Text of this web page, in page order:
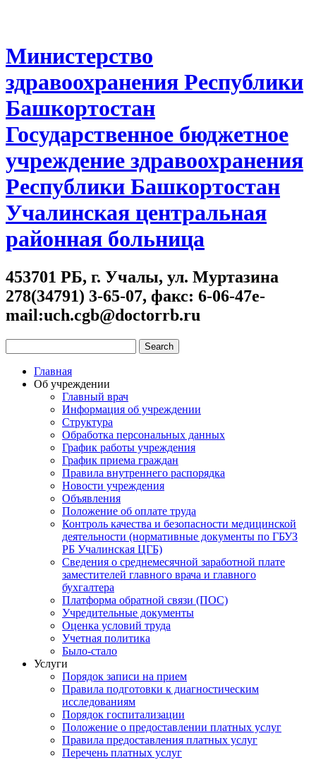
Министерство
здравоохранения Республики
Башкортостан
Государственное бюджетное
учреждение здравоохранения
Республики Башкортостан
Учалинская центральная
районная больница
453701 РБ, г. Учалы, ул. Муртазина
278(34791) 3-65-07, факс: 6-06-47e-
mail:uch.cgb@doctorrb.ru
Главная
Об учреждении
Главный врач
Информация об учреждении
Структура
Обработка персональных данных
График работы учреждения
График приема граждан
Правила внутреннего распорядка
Новости учреждения
Объявления
Положение об оплате труда
Контроль качества и безопасности медицинской
деятельности (нормативные документы по ГБУЗ
РБ Учалинская ЦГБ)
Сведения о среднемесячной заработной плате
заместителей главного врача и главного
бухгалтера
Платформа обратной связи (ПОС)
Учредительные документы
Оценка условий труда
Учетная политика
Было-стало
Услуги
Порядок записи на прием
Правила подготовки к диагностическим
исследованиям
Порядок госпитализации
Положение о предоставлении платных услуг
Правила предоставления платных услуг
Перечень платных услуг